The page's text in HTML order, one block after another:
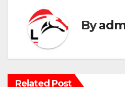
a
By
Related Post